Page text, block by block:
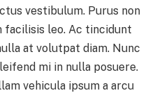
vestibulum. Purus non
facilisis leo. Ac tincidunt
at volutpat diam. Nunc
mi in nulla posuere.
vehicula ipsum a arcu